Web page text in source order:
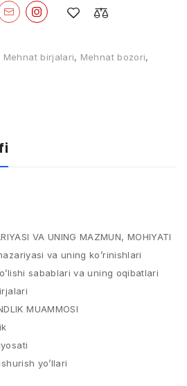
Mehnat birjalari, Mehnat bozori,
VA UNING MAZMUN, MOHIYATI
va uning ko’rinishlari
sabablari va uning oqibatlari
MUAMMOSI
yo’llari